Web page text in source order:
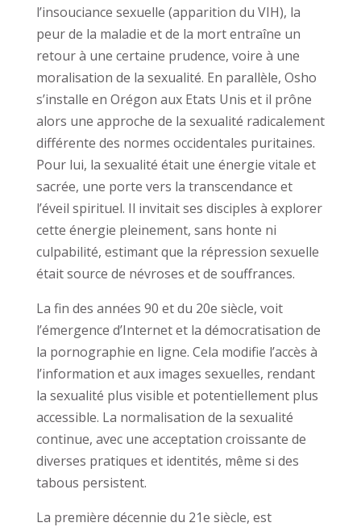
l’insouciance sexuelle (apparition du VIH), la
peur de la maladie et de la mort entraîne un
retour à une certaine prudence, voire à une
moralisation de la sexualité. En parallèle, Osho
s’installe en Orégon aux Etats Unis et il prône
alors une approche de la sexualité radicalement
différente des normes occidentales puritaines.
Pour lui, la sexualité était une énergie vitale et
sacrée, une porte vers la transcendance et
l’éveil spirituel. Il invitait ses disciples à explorer
cette énergie pleinement, sans honte ni
culpabilité, estimant que la répression sexuelle
était source de névroses et de souffrances.
La fin des années 90 et du 20e siècle, voit
l’émergence d’Internet et la démocratisation de
la pornographie en ligne. Cela modifie l’accès à
l’information et aux images sexuelles, rendant
la sexualité plus visible et potentiellement plus
accessible. La normalisation de la sexualité
continue, avec une acceptation croissante de
diverses pratiques et identités, même si des
tabous persistent.
La première décennie du 21e siècle, est